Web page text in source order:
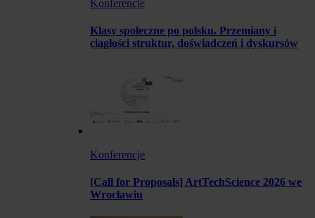
Konferencje
Klasy społeczne po polsku. Przemiany i
ciągłości struktur, doświadczeń i dyskursów
Konferencje
[Call for Proposals] ArtTechScience 2026 we
Wrocławiu